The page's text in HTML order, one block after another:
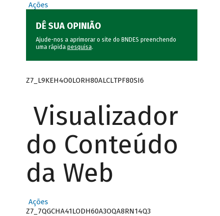
Ações
DÊ SUA OPINIÃO
Ajude-nos a aprimorar o site do BNDES preenchendo
uma rápida pesquisa.
Z7_L9KEH4O0LORH80ALCLTPF80SI6
Visualizador
do Conteúdo
da Web
Ações
Z7_7QGCHA41LODH60A3OQA8RN14Q3